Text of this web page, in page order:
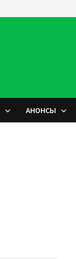
АНОНСЫ